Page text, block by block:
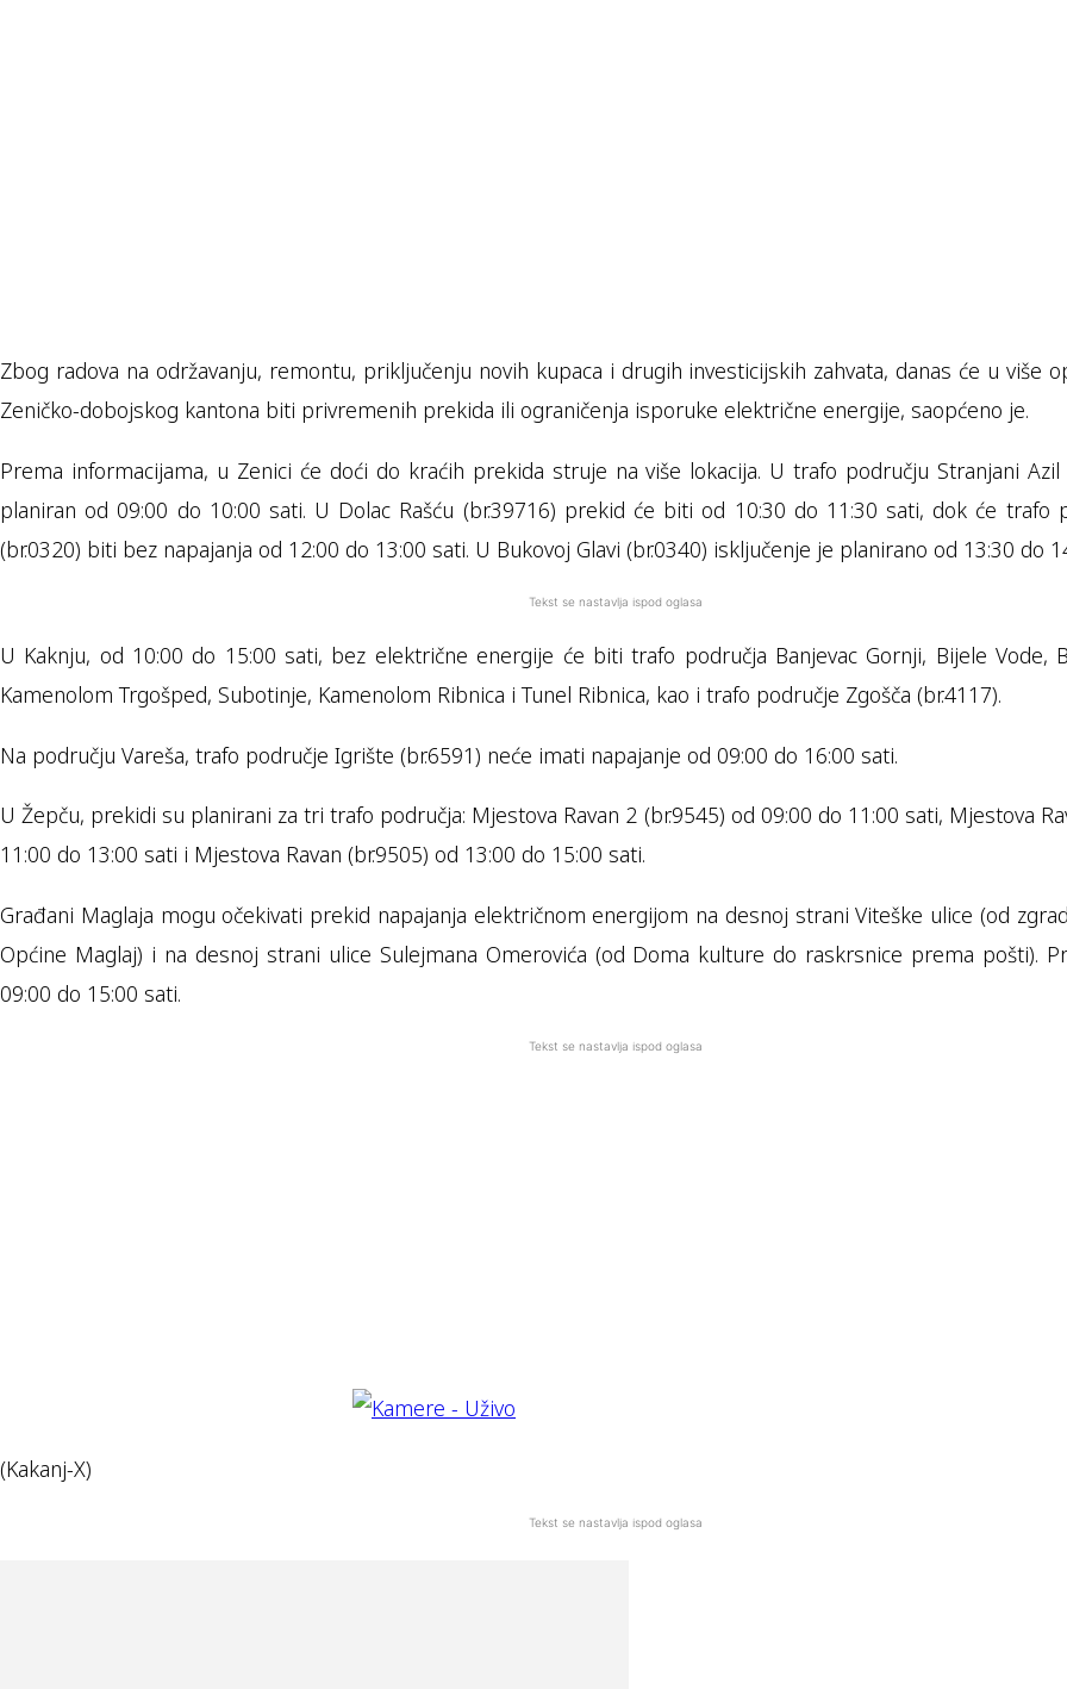
Zbog radova na održavanju, remontu, priključenju novih kupaca i drugih investicijskih zahvata, danas će u više
Zeničko-dobojskog kantona biti privremenih prekida ili ograničenja isporuke električne energije, saopćeno je.
Prema informacijama, u Zenici će doći do kraćih prekida struje na više lokacija. U trafo području Stranjani
planiran od 09:00 do 10:00 sati. U Dolac Rašću (br.39716) prekid će biti od 10:30 do 11:30 sati, dok će trafo
(br.0320) biti bez napajanja od 12:00 do 13:00 sati. U Bukovoj Glavi (br.0340) isključenje je planirano od 13:30 do
Tekst se nastavlja ispod oglasa
U Kaknju, od 10:00 do 15:00 sati, bez električne energije će biti trafo područja Banjevac Gornji, Bijele Vode,
Kamenolom Trgošped, Subotinje, Kamenolom Ribnica i Tunel Ribnica, kao i trafo područje Zgošča (br.4117).
Na području Vareša, trafo područje Igrište (br.6591) neće imati napajanje od 09:00 do 16:00 sati.
U Žepču, prekidi su planirani za tri trafo područja: Mjestova Ravan 2 (br.9545) od 09:00 do 11:00 sati, Mjestova
11:00 do 13:00 sati i Mjestova Ravan (br.9505) od 13:00 do 15:00 sati.
Građani Maglaja mogu očekivati prekid napajanja električnom energijom na desnoj strani Viteške ulice (od
Općine Maglaj) i na desnoj strani ulice Sulejmana Omerovića (od Doma kulture do raskrsnice prema pošti).
09:00 do 15:00 sati.
Tekst se nastavlja ispod oglasa
(Kakanj-X)
Tekst se nastavlja ispod oglasa